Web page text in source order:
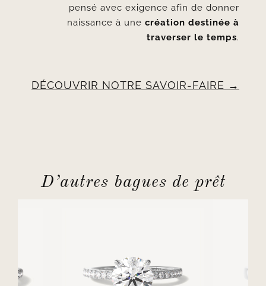
pensé avec exigence afin de donner
naissance à unecréation destinée à
traverser le temps.
DÉCOUVRIR NOTRE SAVOIR-FAIRE
D’autres bagues de prêt